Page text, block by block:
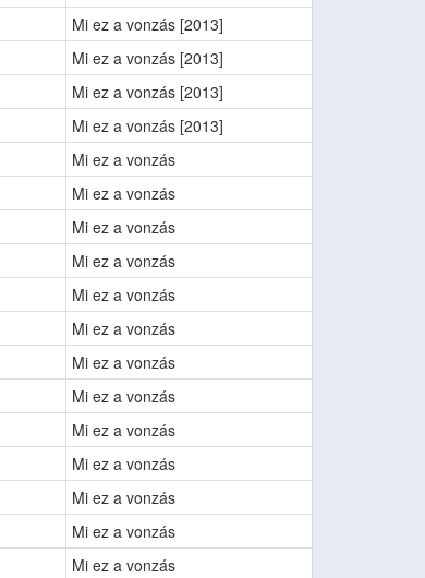
Mi ez a vonzás [2013]
Mi ez a vonzás [2013]
Mi ez a vonzás [2013]
Mi ez a vonzás [2013]
Mi ez a vonzás
Mi ez a vonzás
Mi ez a vonzás
Mi ez a vonzás
Mi ez a vonzás
Mi ez a vonzás
Mi ez a vonzás
Mi ez a vonzás
Mi ez a vonzás
Mi ez a vonzás
Mi ez a vonzás
Mi ez a vonzás
Mi ez a vonzás